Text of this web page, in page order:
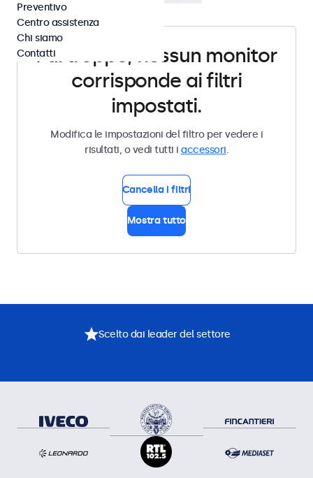
Purtroppo, nessun monitor
corrisponde ai filtri
impostati.
Modifica le impostazioni del filtro per vedere i
risultati, o vedi tutti i accessori.
Cancella i filtri
Mostra tutto
Preventivo
Centro assistenza
Chi siamo
Contatti
Scelto dai leader del settore